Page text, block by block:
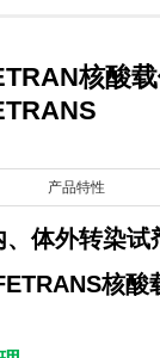
核酸
产品特性
、体外转染试
核酸